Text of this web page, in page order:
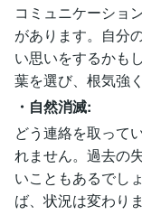
コミュニケーショ
があります。自分
い思いをするかも
葉を選び、根気強
・自然消滅:
どう連絡を取って
れません。過去の
いこともあるでし
ば、状況は変わり